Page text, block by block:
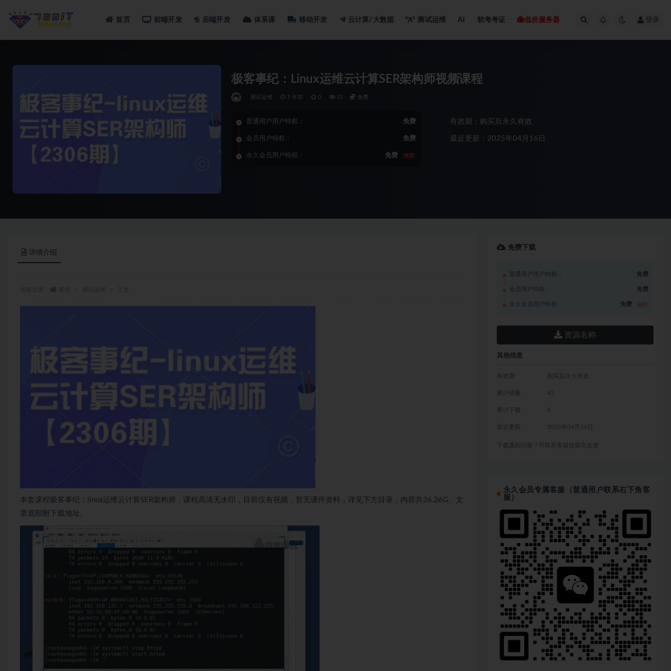
首页 前端开发 后端开发 体系课 移动开发 云计算/大数据 测试运维 AI 软考考证 低价服务器 登录
极客事纪：Linux运维云计算SER架构师视频课程
测试运维 3 年前 0 15 免费
普通用户用户特权： 免费
会员用户特权： 免费
永久会员用户特权： 免费 推荐
有效期：购买后永久有效
最近更新：2025年04月16日
详情介绍
本套课程极客事纪：linux运维云计算SER架构师，课程高清无水印，目前仅有视频，暂无课件资料，详见下方目录，内容共36.26G。文
章底部附下载地址。
免费下载
普通用户用户特权： 免费
会员用户特权： 免费
永久会员用户特权： 免费
资源名称
其他信息
有效期 购买后永久有效
累计销量 42
累计下载 8
最近更新 2025年04月16日
下载遇到问题？可联系客服或留言反馈
永久会员专属客服（普通用户联系右下角客
服）